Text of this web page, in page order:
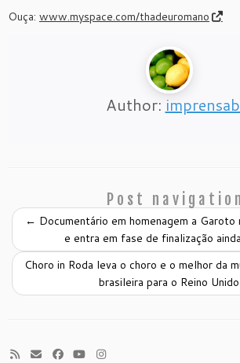
Ouça: www.myspace.com/thadeuromano
Author:
Post navigation
← Documentário em homenagem a
e entra em fase de finalização
Choro in Roda leva o choro e o melhor da
brasileira para o Reino Unido